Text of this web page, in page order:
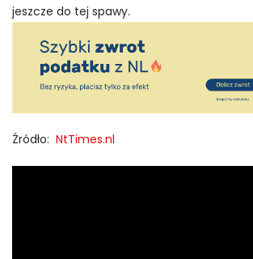
jeszcze do tej spawy.
Źródło: NtTimes.nl